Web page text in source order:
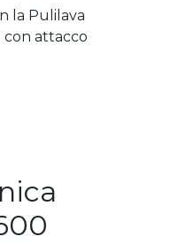
la Pulilava
attacco